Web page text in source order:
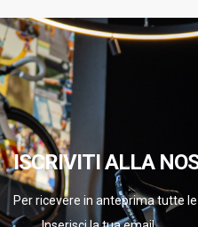
ISCRIVITI ALLA
Per ricevere in anteprima tutte